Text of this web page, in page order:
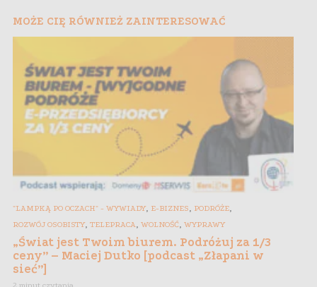
MOŻE CIĘ RÓWNIEŻ ZAINTERESOWAĆ
"LAMPKĄ PO OCZACH" - WYWIADY, E-BIZNES, PODRÓŻE,
ROZWÓJ OSOBISTY, TELEPRACA, WOLNOŚĆ, WYPRAWY
„Świat jest Twoim biurem. Podróżuj za 1/3
ceny” – Maciej Dutko [podcast „Złapani w
sieć”]